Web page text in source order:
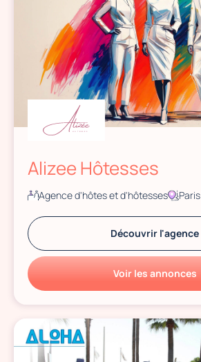
Alizee Hôtesses
Agence d'hôtes et d'hôtesses Paris
Découvrir l'agence
Voir les annonces